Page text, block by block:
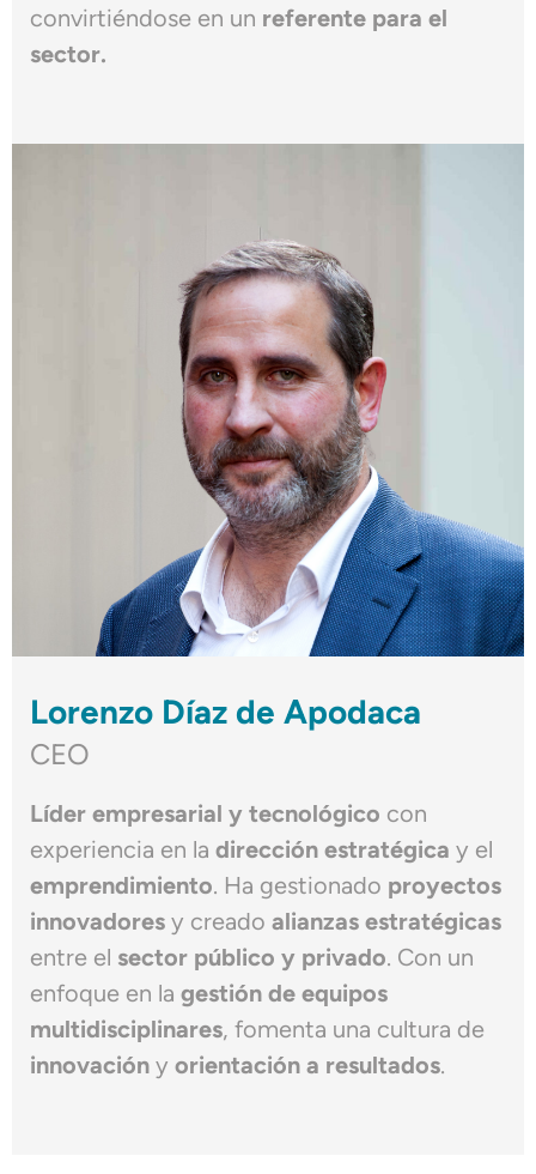
convirtiéndose en un referente para el
sector.
Lorenzo Díaz de Apodaca
CEO
Líder empresarial y tecnológico con
experiencia en la dirección estratégica y el
emprendimiento. Ha gestionado proyectos
innovadores y creado alianzas estratégicas
entre el sector público y privado. Con un
enfoque en la gestión de equipos
multidisciplinares, fomenta una cultura de
innovación y orientación a resultados.